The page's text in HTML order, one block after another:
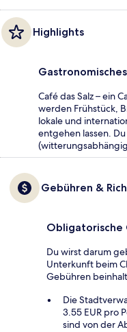
Highlights
Café das Salz – ein
werden Frühstück,
lokale und
entgehen lassen.
Gebühren &
Obligatorische
Du wirst darum
Unterkunft beim
Gebühren
Die
3.55 EUR pro
sind von der